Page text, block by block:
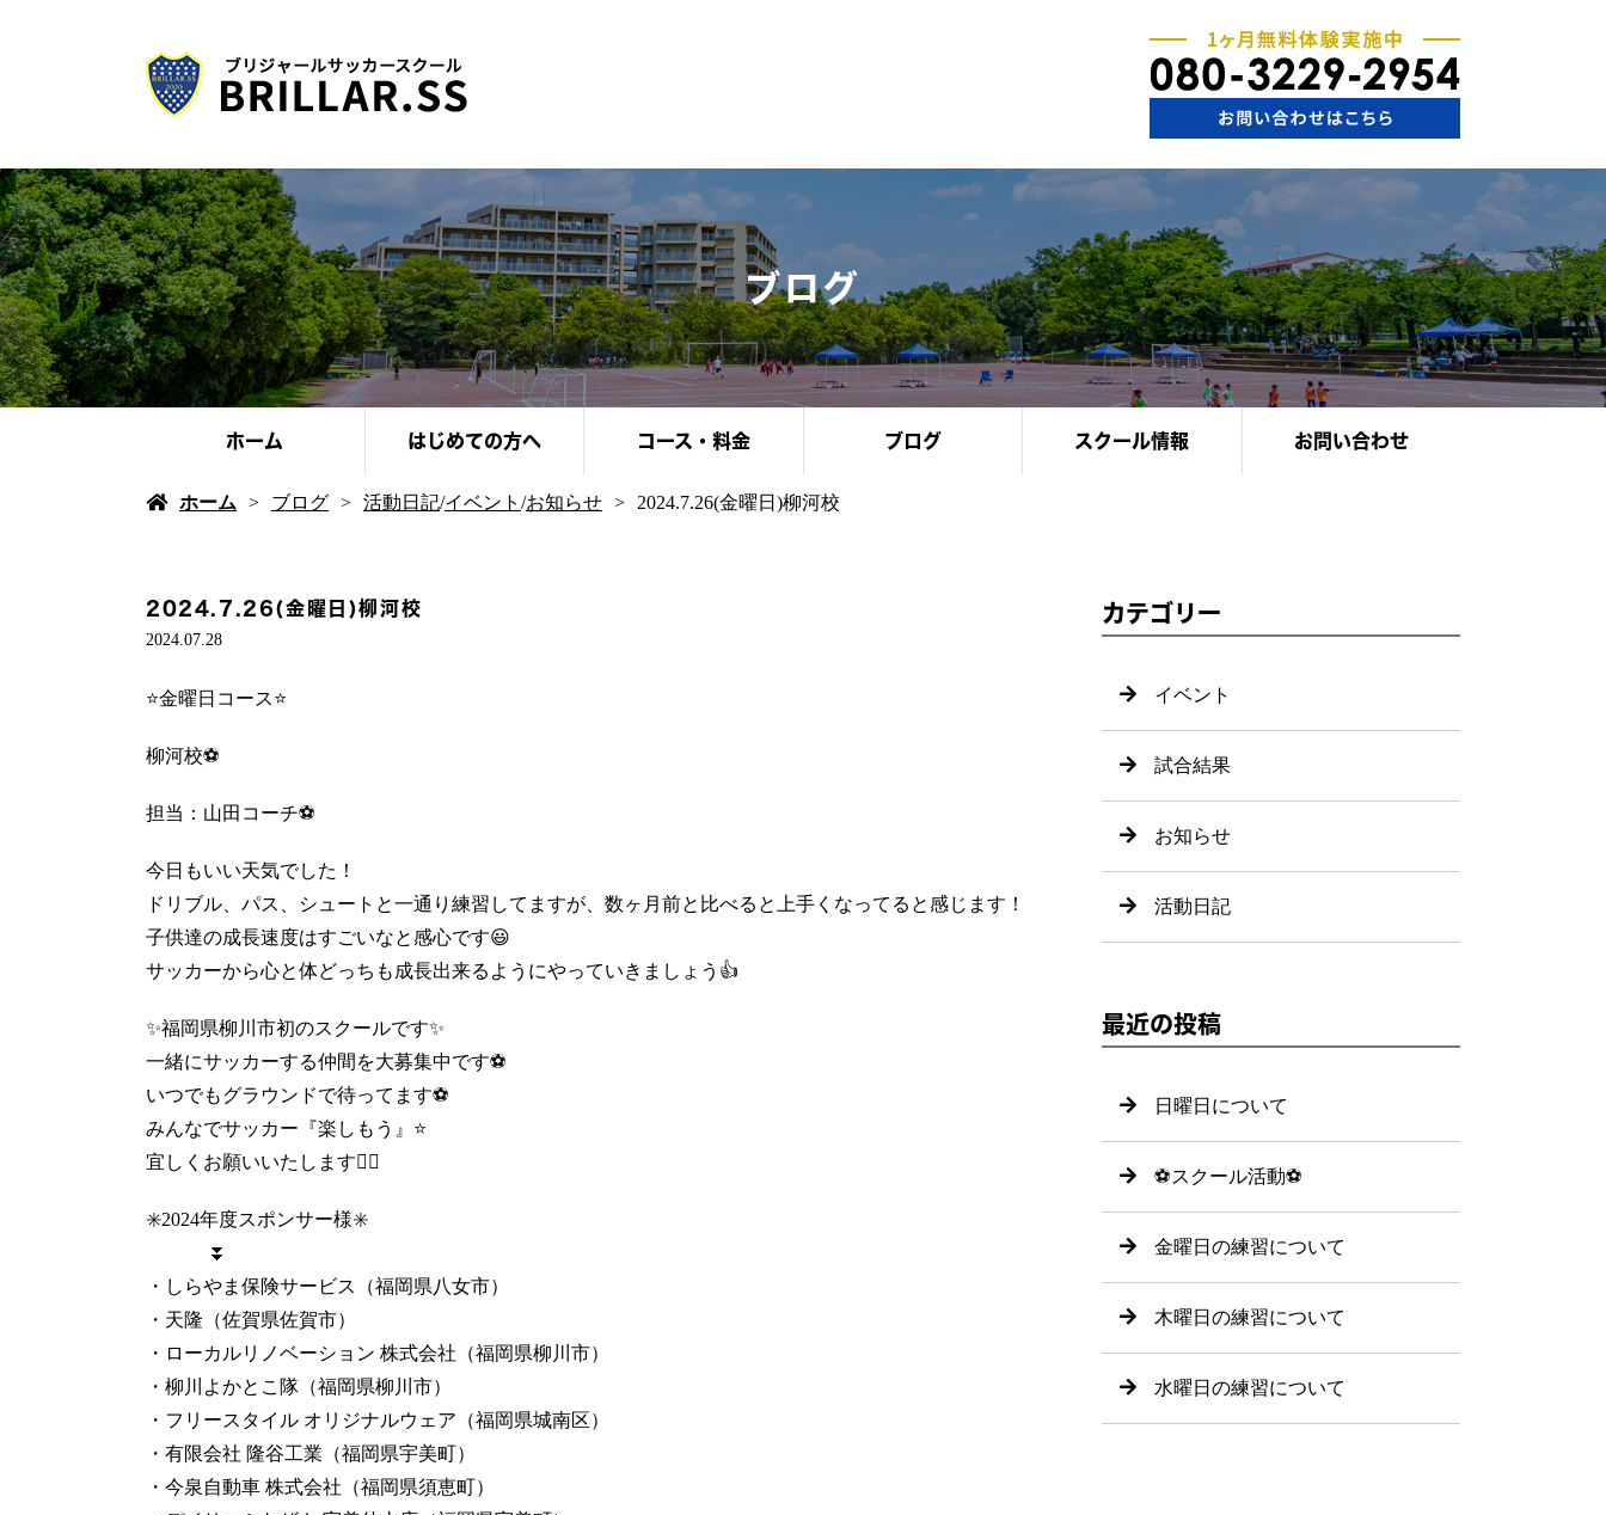
ブログ
ホーム はじめての方へ コース・料金 ブログ スクール情報 お問い合わせ
ホーム ブログ 活動日記/イベント /お知らせ 2024.7.26(金曜日)柳河校
2024.7.26(金曜日)柳河校
2024.07.28
⭐️金曜日コース⭐️
柳河校⚽️
担当：山田コーチ⚽️
今日もいい天気でした！
ドリブル、パス、シュートと一通り練習してますが、数ヶ月前と比べると上手くなってると感じます！
子供達の成長速度はすごいなと感心です😃
サッカーから心と体どっちも成長出来るようにやっていきましょう👍
✨福岡県柳川市初のスクールです✨
一緒にサッカーする仲間を大募集中です⚽️
いつでもグラウンドで待ってます⚽️
みんなでサッカー『楽しもう』⭐️
宜しくお願いいたします🙇‍♀️
✳️2024年度スポンサー様✳️
⏬
・しらやま保険サービス（福岡県八女市）
・天隆（佐賀県佐賀市）
・ローカルリノベーション 株式会社（福岡県柳川市）
・柳川よかとこ隊（福岡県柳川市）
・フリースタイル オリジナルウェア（福岡県城南区）
・有限会社 隆谷工業（福岡県宇美町）
・今泉自動車 株式会社（福岡県須恵町）
カテゴリー
イベント
試合結果
お知らせ
活動日記
最近の投稿
日曜日について
⚽️スクール活動⚽️
金曜日の練習について
木曜日の練習について
水曜日の練習について